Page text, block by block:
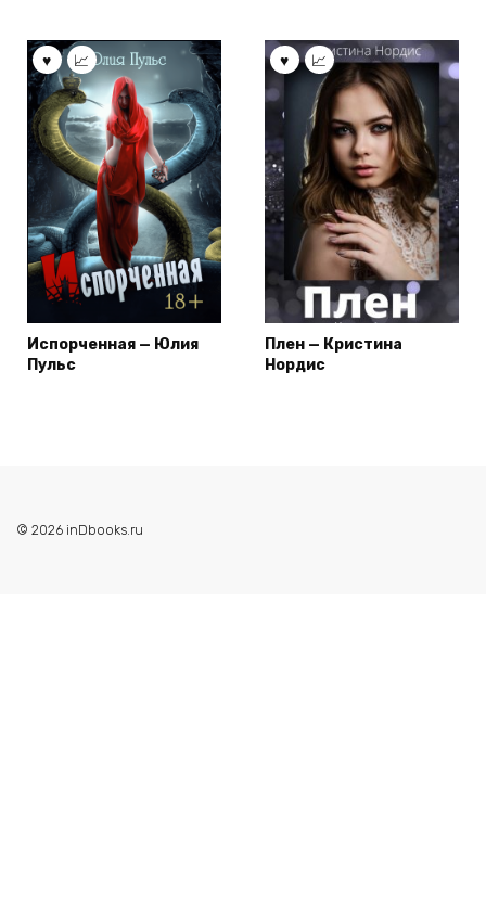
Испорченная — Юлия
Пульс
Плен — Кристина
Нордис
© 2026 inDbooks.ru